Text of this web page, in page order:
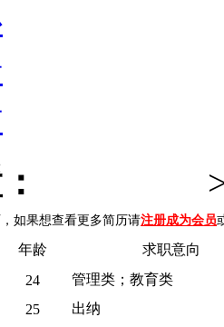
如果想查看更多简历请注册成为会员
年龄
求职意向
24
管理类；教育类
25
出纳